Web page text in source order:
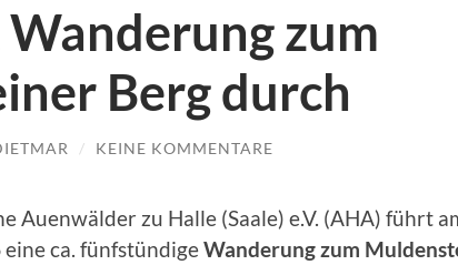
zum
Berg durch
/ KEINE KOMMENTARE
Auenwälder zu Halle (Saale) e.V. (AHA) führt
eine ca. fünfstündigeWanderung zum